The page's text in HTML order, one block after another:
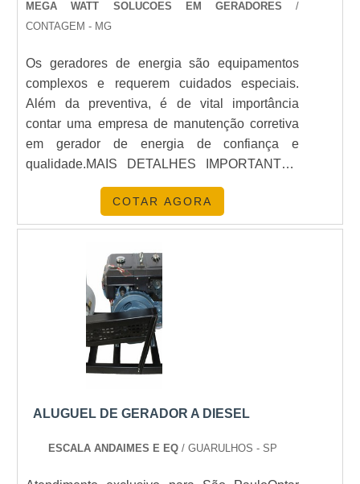
MEGA WATT SOLUCOES EM GERADORES /
CONTAGEM - MG
Os geradores de energia são equipamentos
complexos e requerem cuidados especiais.
Além da preventiva, é de vital importância
contar uma empresa de manutenção corretiva
em gerador de energia de confiança e
qualidade.MAIS DETALHES IMPORTANTES
SOBRE O SERVIÇOQuando alguma falha,
pane ou até mesmo quebra é identificada, faz-
se necessária a ação corretiva, de modo a
equipamento. Em resumo, a manutenção
corretiva se vale de técnicas para identificar
possíveis falhas no gerador, ou nas peças e
compostos, que são trocados ou reparados,
mediante a necessidade.Por isso, para garantir
a rápida correção do problema ao menor custo
a rápida identificação do defeito. Abaixo alguns
corretiva:Análise no sistema elétrico e testes
COTAR AGORA
ALUGUEL DE GERADOR A DIESEL
ESCALA ANDAIMES E EQ/ GUARULHOS - SP